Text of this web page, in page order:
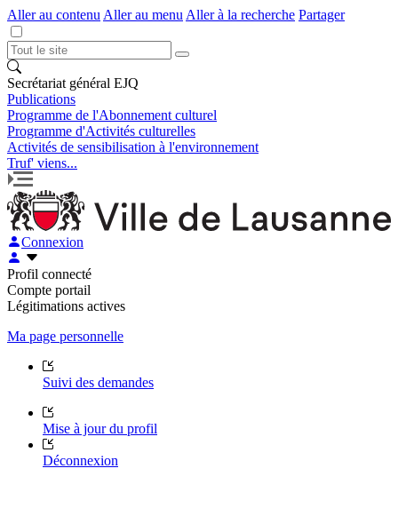
Aller au contenu Aller au menu Aller à la recherche Partager
Secrétariat général EJQ
Publications
Programme de l'Abonnement culturel
Programme d'Activités culturelles
Activités de sensibilisation à l'environnement
Truf' viens...
Connexion
Profil connecté
Compte portail
Légitimations actives
Ma page personnelle
Suivi des demandes
Mise à jour du profil
Déconnexion